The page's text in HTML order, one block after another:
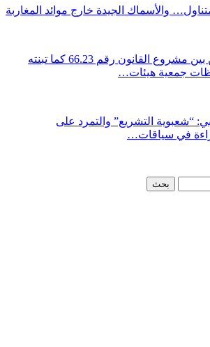
والأسماك الجيدة خارج موائد المغاربة
أهم أوجه التباين بين مشروع القانون رقم 66.23 كما تبنته
جمعية هيئات…
“شعبوية التشريع” والتمرد على
في سياقات…